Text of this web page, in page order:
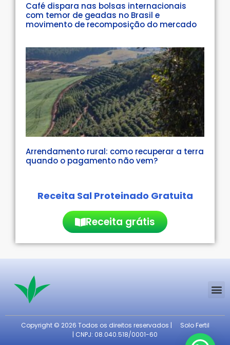
Café dispara nas bolsas internacionais
com temor de geadas no Brasil e
movimento de recomposição do mercado
Arrendamento rural: como recuperar a terra
quando o pagamento não vem?
Receita Sal Proteinado Gratuita
Receita grátis
Copyright © 2026 Todos os direitos reservados |
Solo Fertil
| CNPJ: 08.040.518/0001-60